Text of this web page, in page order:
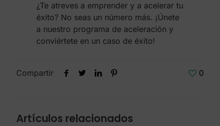
¿Te atreves a emprender y a acelerar tu
éxito? No seas un número más. ¡Únete
a nuestro programa de aceleración y
conviértete en un caso de éxito!
Compartir 0
Artículos relacionados